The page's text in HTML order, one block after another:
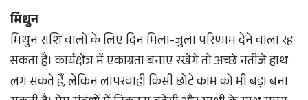
मिथुन
मिथुन राशि वालों के लिए दिन मिला-जुला परिणाम देने वाला रह
सकता है। कार्यक्षेत्र में एकाग्रता बनाए रखेंगे तो अच्छे नतीजे हाथ
लग सकते हैं, लेकिन लापरवाही किसी छोटे काम को भी बड़ा बना